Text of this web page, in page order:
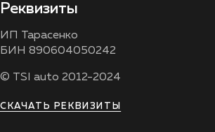
Реквизиты
ИП Тарасенко
БИН 890604050242
© TSI auto 2012-2024
СКАЧАТЬ РЕКВИЗИТЫ